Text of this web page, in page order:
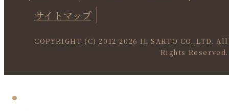
サイトマップ
COPYRIGHT (C) 2012-2026 IL SARTO CO.,LTD. All
Rights Reserved.